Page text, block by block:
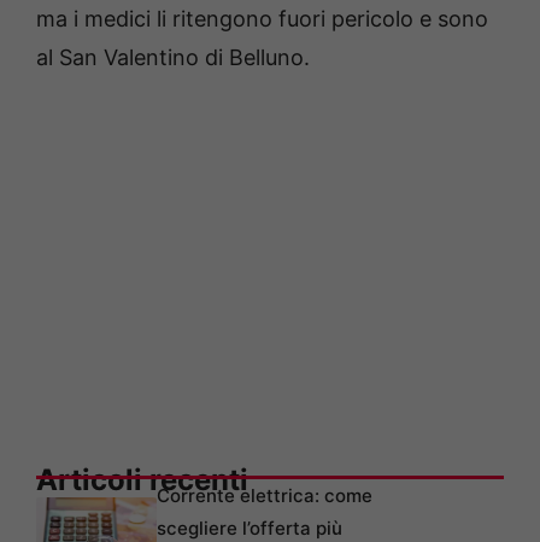
ma i medici li ritengono fuori pericolo e sono
al San Valentino di Belluno.
Articoli recentiCorrente elettrica: come
scegliere l’offerta più